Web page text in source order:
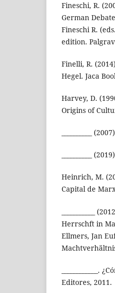
Fineschi, R.
German
Fineschi R.
edition.
Finelli, R.
Hegel. Jaca
Harvey, D.
Origins of
__________
__________
Heinrich, M.
Capital de
___________
Herrschft in
Ellmers, Jan
Editores, 2011.